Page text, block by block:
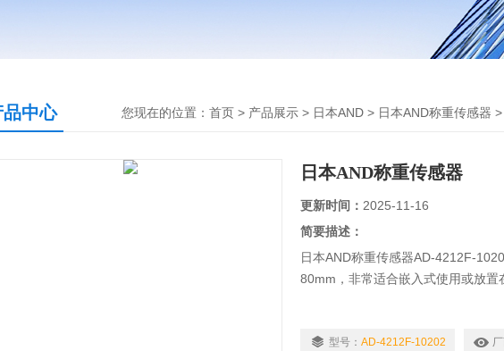
品中心 您现在的位置： 首页 > 产品展示 > 日本AND > 日本AND称重传感器 >
日本AND称重传感器
更新时间： 2025-11-16
简要描述：
日本AND称重传感器AD-4212F-
80mm，非常适合嵌入式使用或放置
型号： AD-4212F-10202